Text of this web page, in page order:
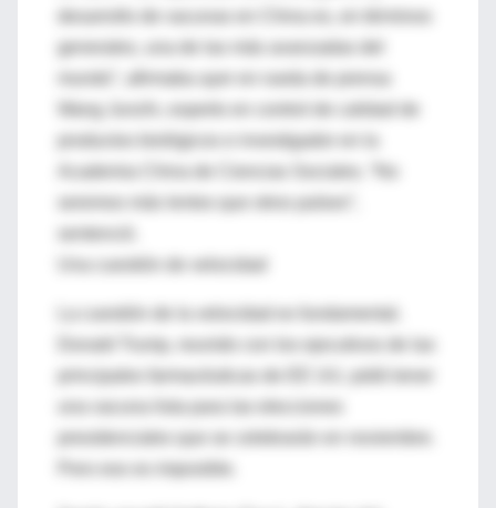
generales, una de las más avanzadas del
productos biológicos e investigador en la
Pero eso es imposible.